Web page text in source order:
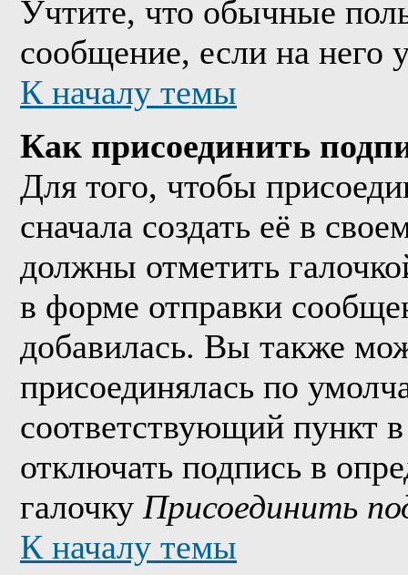
Учтите, что обычные
сообщение, если на него
К началу темы
Как присоединить
Для того, чтобы
сначала создать её в
должны отметить
в форме отправки
добавилась. Вы также
присоединялась по
соответствующий пункт
отключать подпись в
галочку Присоединить
К началу темы